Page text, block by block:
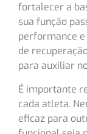
fortalecer a
sua função
performance e
de
para auxiliar
É importante
cada atleta.
eficaz para